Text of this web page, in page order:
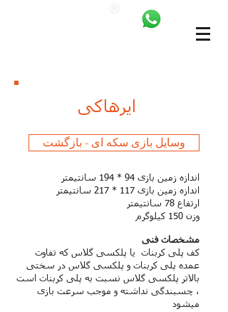
ایرهاکی
وسایل بازی سکه ای - بازگشت
اندازه زمین بازی 94 * 194 سانتیمتر
اندازه زمین بازی 117 * 217 سانتیمتر
ارتفاع 78 سانتیمتر
وزن 150 کیلوگرم
مشخصات فنی
کف پلی کربنات یا پلکسی گلاس که تفاوت
عمده پلی کربنات و پلکسی گلاس در سختی
بالاتر پلکسی گلاس نسبت به پلی کربنات است
، چسبندگی نداشته و موجب سرعت بازی
میشود